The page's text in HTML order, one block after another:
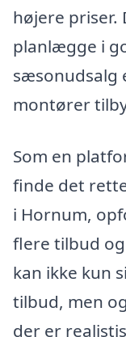
højere priser.
planlægge i
sæsonudsalg
montører
Som en
finde det
i Hornum,
flere tilbud
kan ikke kun
tilbud, men
der er